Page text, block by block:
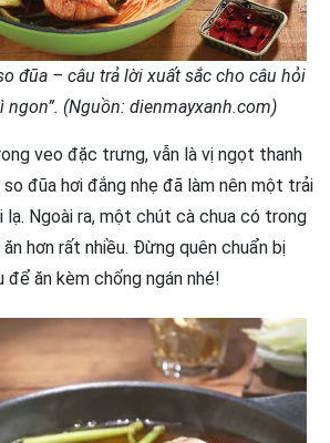
đũa – câu trả lời xuất sắc cho câu hỏi
ngon”. (Nguồn: dienmayxanh.com)
veo đặc trưng, vẫn là vị ngọt thanh
đũa hơi đắng nhẹ đã làm nên một trải
lạ. Ngoài ra, một chút cà chua có trong
hơn rất nhiều. Đừng quên chuẩn bị
ăn kèm chống ngán nhé!